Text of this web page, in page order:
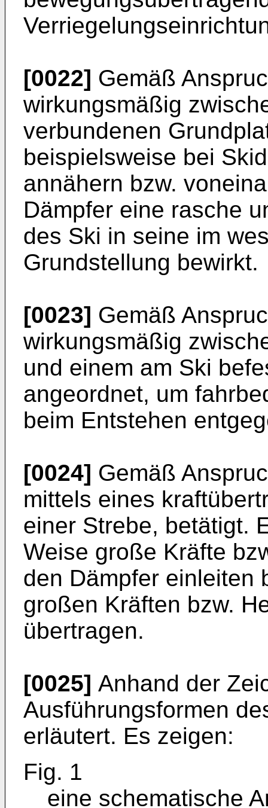
[0022] Gemäß
wirkungsmäßig
verbundenen
beispielsweise bei
annähern bzw.
Dämpfer eine rasche
des Ski in seine im
Grundstellung bewirkt.
[0023] Gemäß
wirkungsmäßig
und einem am Ski
angeordnet, um
beim Entstehen
[0024] Gemäß
mittels eines
einer Strebe, betätigt.
Weise große Kräfte
den Dämpfer einleiten
großen Kräften bzw.
übertragen.
[0025] Anhand der
Ausführungsformen
erläutert. Es zeigen:
Fig. 1
eine schematische